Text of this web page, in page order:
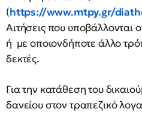
(https://www.mtpy.gr/
Αιτήσεις που υποβάλλονται
ή με οποιονδήποτε άλλο
δεκτές.
Για την κατάθεση του
δανείου στον τραπεζικό